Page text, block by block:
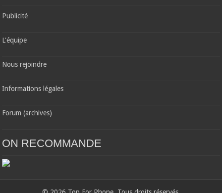
Publicité
L'équipe
Nous rejoindre
Informations légales
Forum (archives)
ON RECOMMANDE